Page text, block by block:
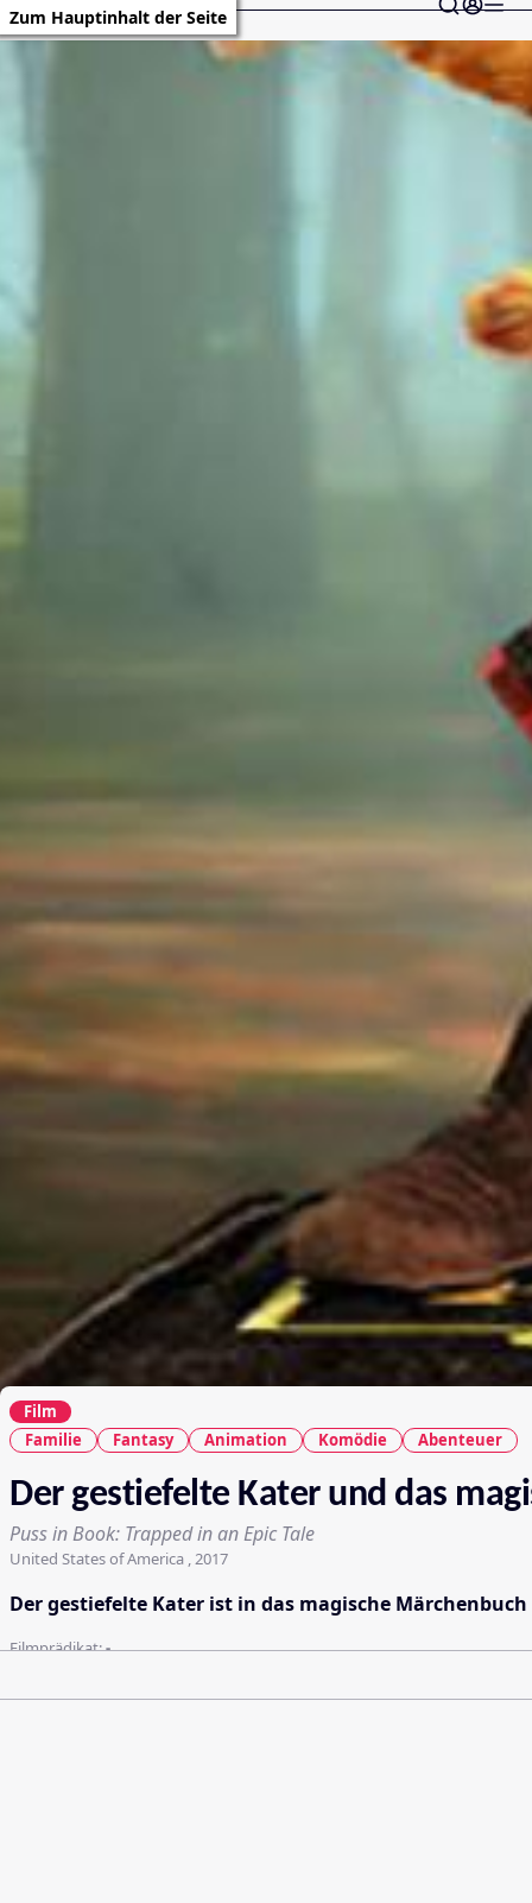
Zum Hauptinhalt der Seite
Film
Familie
Fantasy Animation Komödie Abenteuer
Der gestiefelte Kater und das
Puss in Book: Trapped in an Epic Tale
United States of America , 2017
Der gestiefelte Kater ist in das magische
Filmprädikat:-